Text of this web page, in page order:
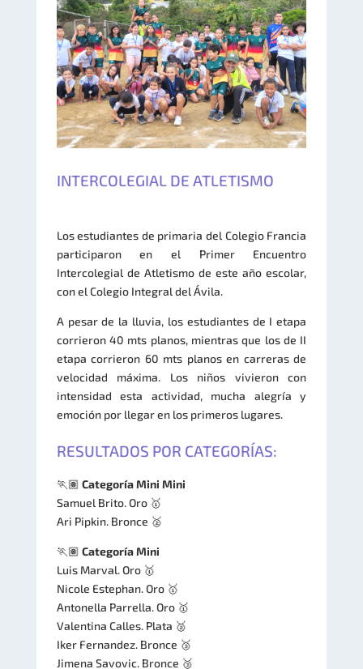
INTERCOLEGIAL DE ATLETISMO
Los estudiantes de primaria del Colegio Francia
participaron en el Primer Encuentro
Intercolegial de Atletismo de este año escolar,
con el Colegio Integral del Ávila.
A pesar de la lluvia, los estudiantes de I etapa
corrieron 40 mts planos, mientras que los de II
etapa corrieron 60 mts planos en carreras de
velocidad máxima. Los niños vivieron con
intensidad esta actividad, mucha alegría y
emoción por llegar en los primeros lugares.
RESULTADOS POR CATEGORÍAS:
🏃🏽 Categoría Mini Mini
Samuel Brito. Oro 🥇
Ari Pipkin. Bronce 🥈
🏃🏽 Categoría Mini
Luis Marval. Oro 🥇
Nicole Estephan. Oro 🥇
Antonella Parrella. Oro 🥇
Valentina Calles. Plata 🥈
Iker Fernandez. Bronce 🥉
Jimena Savovic. Bronce 🥉